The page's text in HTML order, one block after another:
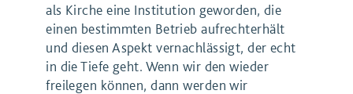
als Kirche eine Institution geworden, die
einen bestimmten Betrieb aufrechterhält
und diesen Aspekt vernachlässigt, der echt
in die Tiefe geht. Wenn wir den wieder
freilegen können, dann werden wir